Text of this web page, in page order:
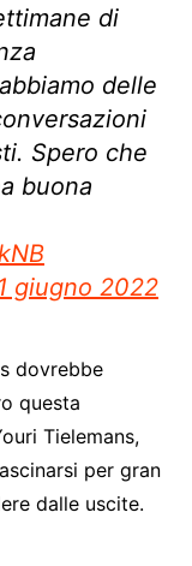
di
delle
Spero che
buona
giugno 2022
dovrebbe
questa
Tielemans,
per gran
dalle uscite.